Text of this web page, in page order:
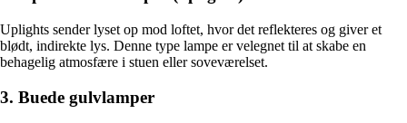
Uplights sender lyset op mod loftet, hvor det reflekteres og giver et
blødt, indirekte lys. Denne type lampe er velegnet til at skabe en
behagelig atmosfære i stuen eller soveværelset.
3. Buede gulvlamper